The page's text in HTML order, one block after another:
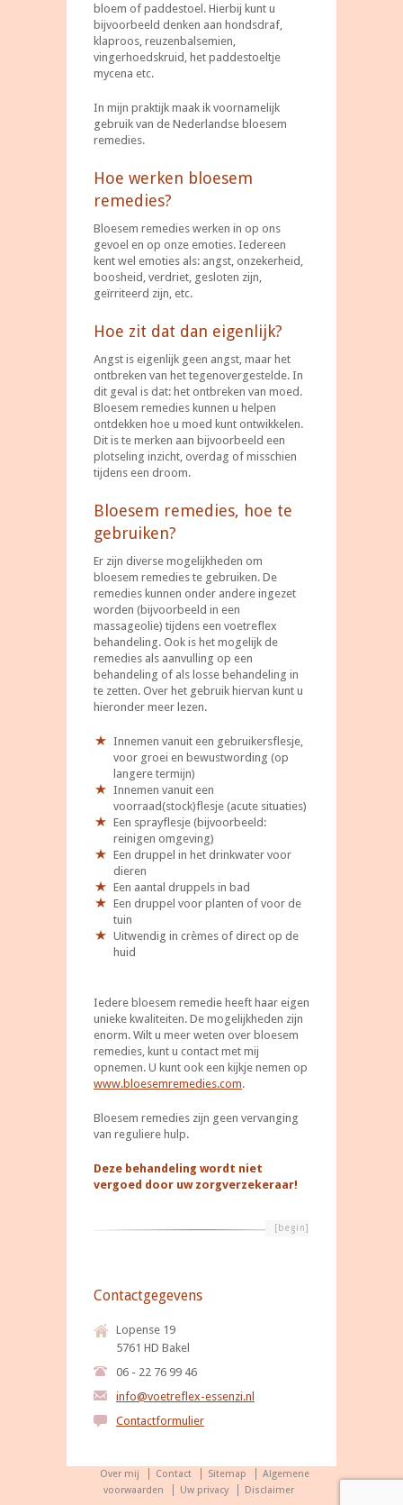
bloem of paddestoel. Hierbij kunt u
bijvoorbeeld denken aan hondsdraf,
klaproos, reuzenbalsemien,
vingerhoedskruid, het paddestoeltje
mycena etc.
In mijn praktijk maak ik voornamelijk
gebruik van de Nederlandse bloesem
remedies.
Hoe werken bloesem
remedies?
Bloesem remedies werken in op ons
gevoel en op onze emoties. Iedereen
kent wel emoties als: angst, onzekerheid,
boosheid, verdriet, gesloten zijn,
geïrriteerd zijn, etc.
Hoe zit dat dan eigenlijk?
Angst is eigenlijk geen angst, maar het
ontbreken van het tegenovergestelde. In
dit geval is dat: het ontbreken van moed.
Bloesem remedies kunnen u helpen
ontdekken hoe u moed kunt ontwikkelen.
Dit is te merken aan bijvoorbeeld een
plotseling inzicht, overdag of misschien
tijdens een droom.
Bloesem remedies, hoe te
gebruiken?
Er zijn diverse mogelijkheden om
bloesem remedies te gebruiken. De
remedies kunnen onder andere ingezet
worden (bijvoorbeeld in een
massageolie) tijdens een voetreflex
behandeling. Ook is het mogelijk de
remedies als aanvulling op een
behandeling of als losse behandeling in
te zetten. Over het gebruik hiervan kunt u
hieronder meer lezen.
Innemen vanuit een gebruikersflesje,
voor groei en bewustwording (op
langere termijn)
Innemen vanuit een
voorraad(stock)flesje (acute situaties)
Een sprayflesje (bijvoorbeeld:
reinigen omgeving)
Een druppel in het drinkwater voor
dieren
Een aantal druppels in bad
Een druppel voor planten of voor de
tuin
Uitwendig in crèmes of direct op de
huid
Iedere bloesem remedie heeft haar eigen
unieke kwaliteiten. De mogelijkheden zijn
enorm. Wilt u meer weten over bloesem
remedies, kunt u contact met mij
opnemen. U kunt ook een kijkje nemen op
www.bloesemremedies.com.
Bloesem remedies zijn geen vervanging
van reguliere hulp.
Deze behandeling wordt niet
vergoed door uw zorgverzekeraar!
[begin]
Contactgegevens
Lopense 19
5761 HD Bakel
06 - 22 76 99 46
info@voetreflex-essenzi.nl
Contactformulier
Over mij Contact Sitemap
Algemene
voorwaarden
Uw privacy Disclaimer